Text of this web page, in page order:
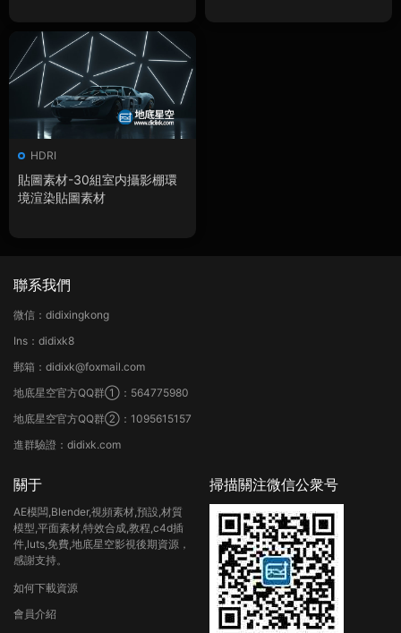
HDRI
貼圖素材-30組室内攝影棚環
境渲染貼圖素材
聯系我們
微信：didixingkong
Ins：didixk8
郵箱：didixk@foxmail.com
地底星空官方QQ群①：564775980
地底星空官方QQ群②：1095615157
進群驗證：didixk.com
關于
AE模闆,Blender,視頻素材,預設,材質
模型,平面素材,特效合成,教程,c4d插
件,luts,免費,地底星空影視後期資源，
感謝支持。
如何下載資源
會員介紹
掃描關注微信公衆号